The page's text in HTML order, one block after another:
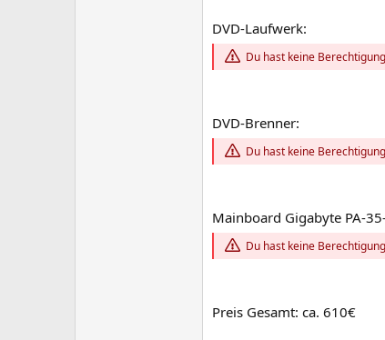
DVD-Laufwerk:
Du hast keine
DVD-Brenner:
Du hast keine
Mainboard Gigabyte PA-
Du hast keine
Preis Gesamt: ca. 610€